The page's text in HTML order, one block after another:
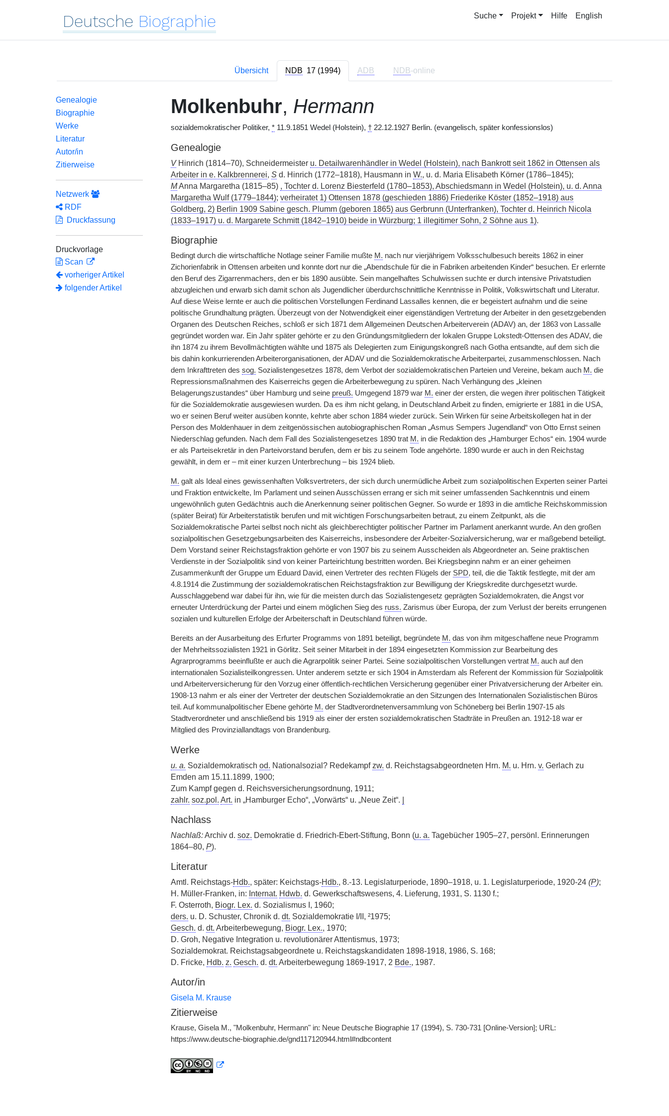
Deutsche Biographie Suche Projekt Hilfe English
Übersicht NDB 17 (1994) ADB NDB-online
Genealogie
Biographie
Werke
Literatur
Autor/in
Zitierweise
Netzwerk
RDF
Druckfassung
Druckvorlage
Scan
vorheriger Artikel
folgender Artikel
Molkenbuhr, Hermann
sozialdemokratischer Politiker, *11.9.1851 Wedel (Holstein), †22.12.1927 Berlin. (evangelisch, später konfessionslos)
Genealogie
VHinrich (1814–70), Schneidermeister u. Detailwarenhändler in Wedel (Holstein), nach Bankrott seit 1862 in Ottensen als
Arbeiter in e. Kalkbrennerei, Sd. Hinrich (1772–1818), Hausmann in W., u. d. Maria Elisabeth Körner (1786–1845);
MAnna Margaretha (1815–85) , Tochter d. Lorenz Biesterfeld (1780–1853), Abschiedsmann in Wedel (Holstein), u. d. Anna
Margaretha Wulf (1779–1844); verheiratet 1) Ottensen 1878 (geschieden 1886) Friederike Köster (1852–1918) aus
Goldberg, 2) Berlin 1909 Sabine gesch. Plumm (geboren 1865) aus Gerbrunn (Unterfranken), Tochter d. Heinrich Nicola
(1833–1917) u. d. Margarete Schmitt (1842–1910) beide in Würzburg; 1 illegitimer Sohn, 2 Söhne aus 1).
Biographie
Bedingt durch die wirtschaftliche Notlage seiner Familie mußte M. nach nur vierjährigem Volksschulbesuch bereits 1862 in einer
Zichorienfabrik in Ottensen arbeiten und konnte dort nur die „Abendschule für die in Fabriken arbeitenden Kinder“ besuchen. Er erlernte
den Beruf des Zigarrenmachers, den er bis 1890 ausübte. Sein mangelhaftes Schulwissen suchte er durch intensive Privatstudien
abzugleichen und erwarb sich damit schon als Jugendlicher überdurchschnittliche Kenntnisse in Politik, Volkswirtschaft und Literatur.
Auf diese Weise lernte er auch die politischen Vorstellungen Ferdinand Lassalles kennen, die er begeistert aufnahm und die seine
politische Grundhaltung prägten. Überzeugt von der Notwendigkeit einer eigenständigen Vertretung der Arbeiter in den gesetzgebenden
Organen des Deutschen Reiches, schloß er sich 1871 dem Allgemeinen Deutschen Arbeiterverein (ADAV) an, der 1863 von Lassalle
gegründet worden war. Ein Jahr später gehörte er zu den Gründungsmitgliedern der lokalen Gruppe Lokstedt-Ottensen des ADAV, die
ihn 1874 zu ihrem Bevollmächtigten wählte und 1875 als Delegierten zum Einigungskongreß nach Gotha entsandte, auf dem sich die
bis dahin konkurrierenden Arbeiterorganisationen, der ADAV und die Sozialdemokratische Arbeiterpartei, zusammenschlossen. Nach
dem Inkrafttreten des sog. Sozialistengesetzes 1878, dem Verbot der sozialdemokratischen Parteien und Vereine, bekam auch M. die
Repressionsmaßnahmen des Kaiserreichs gegen die Arbeiterbewegung zu spüren. Nach Verhängung des „kleinen
Belagerungszustandes“ über Hamburg und seine preuß. Umgegend 1879 war M. einer der ersten, die wegen ihrer politischen Tätigkeit
für die Sozialdemokratie ausgewiesen wurden. Da es ihm nicht gelang, in Deutschland Arbeit zu finden, emigrierte er 1881 in die USA,
wo er seinen Beruf weiter ausüben konnte, kehrte aber schon 1884 wieder zurück. Sein Wirken für seine Arbeitskollegen hat in der
Person des Moldenhauer in dem zeitgenössischen autobiographischen Roman „Asmus Sempers Jugendland“ von Otto Ernst seinen
Niederschlag gefunden. Nach dem Fall des Sozialistengesetzes 1890 trat M. in die Redaktion des „Hamburger Echos“ ein. 1904 wurde
er als Parteisekretär in den Parteivorstand berufen, dem er bis zu seinem Tode angehörte. 1890 wurde er auch in den Reichstag
gewählt, in dem er – mit einer kurzen Unterbrechung – bis 1924 blieb.
M. galt als Ideal eines gewissenhaften Volksvertreters, der sich durch unermüdliche Arbeit zum sozialpolitischen Experten seiner Partei
und Fraktion entwickelte, Im Parlament und seinen Ausschüssen errang er sich mit seiner umfassenden Sachkenntnis und einem
ungewöhnlich guten Gedächtnis auch die Anerkennung seiner politischen Gegner. So wurde er 1893 in die amtliche Reichskommission
(später Beirat) für Arbeiterstatistik berufen und mit wichtigen Forschungsarbeiten betraut, zu einem Zeitpunkt, als die
Sozialdemokratische Partei selbst noch nicht als gleichberechtigter politischer Partner im Parlament anerkannt wurde. An den großen
sozialpolitischen Gesetzgebungsarbeiten des Kaiserreichs, insbesondere der Arbeiter-Sozialversicherung, war er maßgebend beteiligt.
Dem Vorstand seiner Reichstagsfraktion gehörte er von 1907 bis zu seinem Ausscheiden als Abgeordneter an. Seine praktischen
Verdienste in der Sozialpolitik sind von keiner Parteirichtung bestritten worden. Bei Kriegsbeginn nahm er an einer geheimen
Zusammenkunft der Gruppe um Eduard David, einen Vertreter des rechten Flügels der SPD, teil, die die Taktik festlegte, mit der am
4.8.1914 die Zustimmung der sozialdemokratischen Reichstagsfraktion zur Bewilligung der Kriegskredite durchgesetzt wurde.
Ausschlaggebend war dabei für ihn, wie für die meisten durch das Sozialistengesetz geprägten Sozialdemokraten, die Angst vor
erneuter Unterdrückung der Partei und einem möglichen Sieg des russ. Zarismus über Europa, der zum Verlust der bereits errungenen
sozialen und kulturellen Erfolge der Arbeiterschaft in Deutschland führen würde.
Bereits an der Ausarbeitung des Erfurter Programms von 1891 beteiligt, begründete M. das von ihm mitgeschaffene neue Programm
der Mehrheitssozialisten 1921 in Görlitz. Seit seiner Mitarbeit in der 1894 eingesetzten Kommission zur Bearbeitung des
Agrarprogramms beeinflußte er auch die Agrarpolitik seiner Partei. Seine sozialpolitischen Vorstellungen vertrat M. auch auf den
internationalen Sozialisteilkongressen. Unter anderem setzte er sich 1904 in Amsterdam als Referent der Kommission für Sozialpolitik
und Arbeiterversicherung für den Vorzug einer öffentlich-rechtlichen Versicherung gegenüber einer Privatversicherung der Arbeiter ein.
1908-13 nahm er als einer der Vertreter der deutschen Sozialdemokratie an den Sitzungen des Internationalen Sozialistischen Büros
teil. Auf kommunalpolitischer Ebene gehörte M. der Stadtverordnetenversammlung von Schöneberg bei Berlin 1907-15 als
Stadtverordneter und anschließend bis 1919 als einer der ersten sozialdemokratischen Stadträte in Preußen an. 1912-18 war er
Mitglied des Provinziallandtags von Brandenburg.
Werke
u. a. Sozialdemokratisch od. Nationalsozial? Redekampf zw. d. Reichstagsabgeordneten Hrn. M. u. Hrn. v. Gerlach zu
Emden am 15.11.1899, 1900;
Zum Kampf gegen d. Reichsversicherungsordnung, 1911;
zahlr. soz.pol. Art. in „Hamburger Echo“, „Vorwärts“ u. „Neue Zeit“.
Nachlass
Nachlaß:Archiv d. soz. Demokratie d. Friedrich-Ebert-Stiftung, Bonn (u. a. Tagebücher 1905–27, persönl. Erinnerungen
1864–80, P).
Literatur
Amtl. Reichstags-Hdb., später: Keichstags-Hdb., 8.-13. Legislaturperiode, 1890–1918, u. 1. Legislaturperiode, 1920-24 (P);
H. Müller-Franken, in: Internat. Hdwb. d. Gewerkschaftswesens, 4. Lieferung, 1931, S. 1130 f.;
F. Osterroth, Biogr. Lex. d. Sozialismus I, 1960;
ders. u. D. Schuster, Chronik d. dt. Sozialdemokratie I/II, ²1975;
Gesch. d. dt. Arbeiterbewegung, Biogr. Lex., 1970;
D. Groh, Negative Integration u. revolutionärer Attentismus, 1973;
Sozialdemokrat. Reichstagsabgeordnete u. Reichstagskandidaten 1898-1918, 1986, S. 168;
D. Fricke, Hdb. z. Gesch. d. dt. Arbeiterbewegung 1869-1917, 2 Bde., 1987.
Autor/in
Gisela M. Krause
Zitierweise
Krause, Gisela M., "Molkenbuhr, Hermann" in: Neue Deutsche Biographie 17 (1994), S. 730-731 [Online-Version]; URL:
https://www.deutsche-biographie.de/gnd117120944.html#ndbcontent